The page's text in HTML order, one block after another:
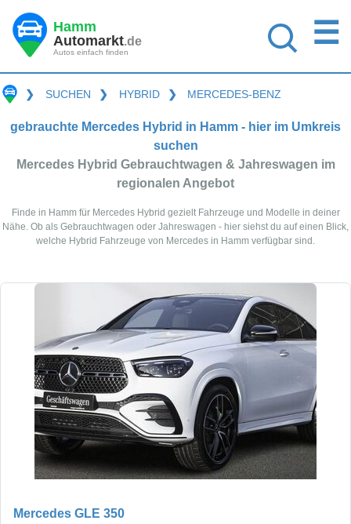
Hamm
Automarkt.de
Autos einfach finden
☰
❯ SUCHEN ❯ HYBRID ❯ MERCEDES-BENZ
gebrauchte Mercedes Hybrid in Hamm - hier im Umkreis
suchen
Mercedes Hybrid Gebrauchtwagen & Jahreswagen im
regionalen Angebot
Finde in Hamm für Mercedes Hybrid gezielt Fahrzeuge und Modelle in deiner
Nähe. Ob als Gebrauchtwagen oder Jahreswagen - hier siehst du auf einen Blick,
welche Hybrid Fahrzeuge von Mercedes in Hamm verfügbar sind.
Mercedes GLE 350